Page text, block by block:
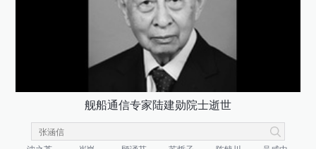
舰船通信专家陆建勋院士逝世